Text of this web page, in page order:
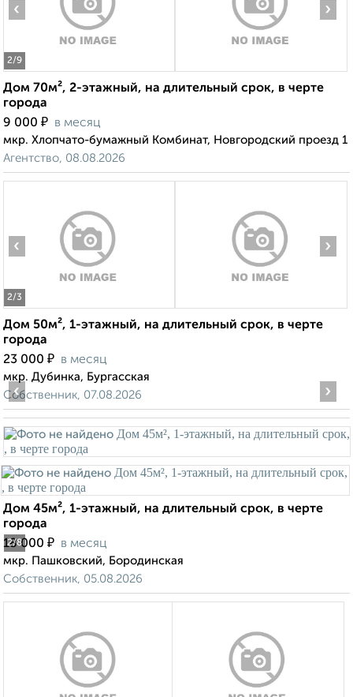
2/9
‹ ›
Дом 70м², 2-этажный, на длительный срок, в черте
города
9 000 ₽ в месяц
мкр. Хлопчато-бумажный Комбинат, Новгородский проезд 1
Агентство, 08.08.2026
2/3
‹ ›
Дом 50м², 1-этажный, на длительный срок, в черте
города
23 000 ₽ в месяц
мкр. Дубинка, Бургасская
Собственник, 07.08.2026
2/8
‹ ›
Дом 45м², 1-этажный, на длительный срок, в черте
города
18 000 ₽ в месяц
мкр. Пашковский, Бородинская
Собственник, 05.08.2026